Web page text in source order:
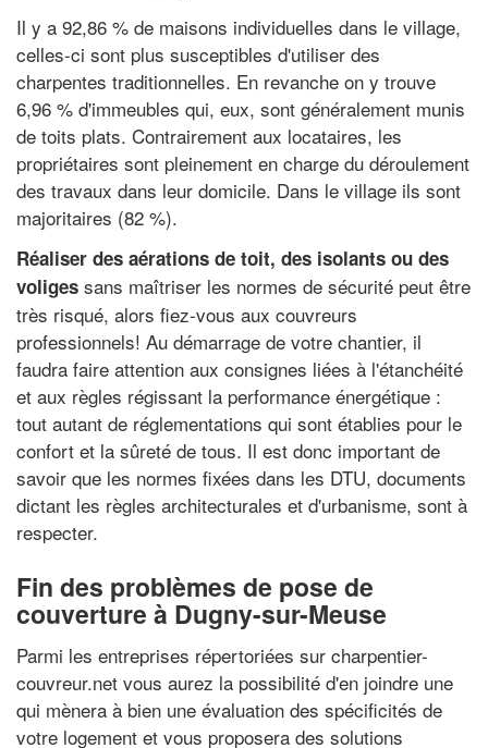
Il y a 92,86 % de maisons individuelles dans le village,
celles-ci sont plus susceptibles d'utiliser des
charpentes traditionnelles. En revanche on y trouve
6,96 % d'immeubles qui, eux, sont généralement munis
de toits plats. Contrairement aux locataires, les
propriétaires sont pleinement en charge du déroulement
des travaux dans leur domicile. Dans le village ils sont
majoritaires (82 %).
Réaliser des aérations de toit, des isolants ou des
voliges sans maîtriser les normes de sécurité peut être
très risqué, alors fiez-vous aux couvreurs
professionnels! Au démarrage de votre chantier, il
faudra faire attention aux consignes liées à l'étanchéité
et aux règles régissant la performance énergétique :
tout autant de réglementations qui sont établies pour le
confort et la sûreté de tous. Il est donc important de
savoir que les normes fixées dans les DTU, documents
dictant les règles architecturales et d'urbanisme, sont à
respecter.
Fin des problèmes de pose de
couverture à Dugny-sur-Meuse
Parmi les entreprises répertoriées sur charpentier-
couvreur.net vous aurez la possibilité d'en joindre une
qui mènera à bien une évaluation des spécificités de
votre logement et vous proposera des solutions